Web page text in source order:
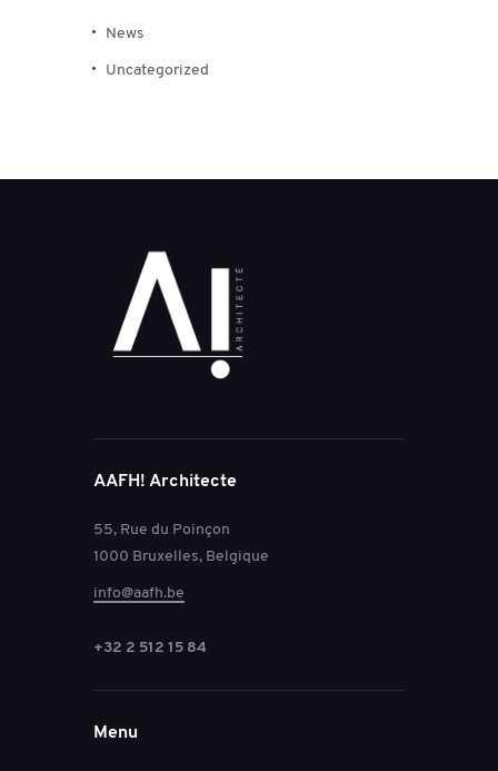
News
Uncategorized
AAFH! Architecte
55, Rue du Poinçon
1000 Bruxelles, Belgique
info@aafh.be
+32 2 512 15 84
Menu